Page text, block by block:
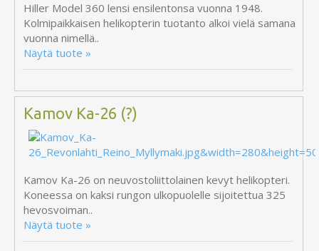
Hiller Model 360 lensi ensilentonsa vuonna 1948.
Kolmipaikkaisen helikopterin tuotanto alkoi vielä samana
vuonna nimellä..
Näytä tuote »
Kamov Ka-26 (?)
Kamov Ka-26 on neuvostoliittolainen kevyt helikopteri.
Koneessa on kaksi rungon ulkopuolelle sijoitettua 325
hevosvoiman..
Näytä tuote »